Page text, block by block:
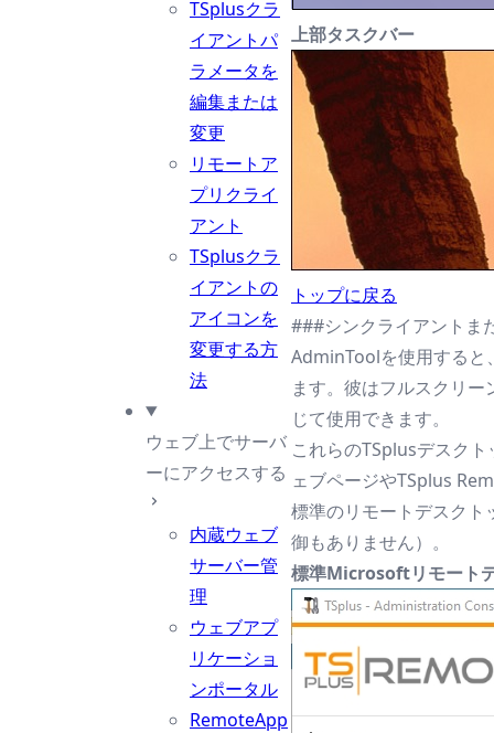
TSplusクラ
イアントパ
ラメータを
編集または
変更
リモートア
プリクライ
アント
TSplusクラ
イアントの
アイコンを
変更する方
法
ウェブ上でサーバ
ーにアクセスする
内蔵ウェブ
サーバー管
理
ウェブアプ
リケーショ
ンポータル
RemoteApp
上部タスクバー
トップに戻る
###シンクライアントま
AdminToolを使用すると
ます。彼はフルスクリ
じて使用できます。
これらのTSplusデスク
ェブページやTSplus
標準のリモートデスクト
御もありません）。
標準Microsoftリモート